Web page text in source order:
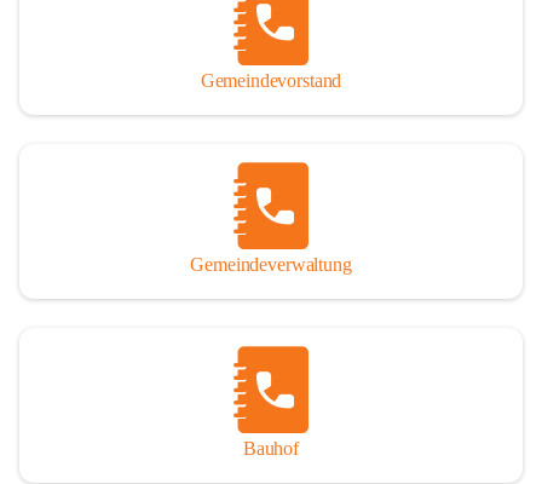
Gemeindevorstand
Gemeindeverwaltung
Bauhof